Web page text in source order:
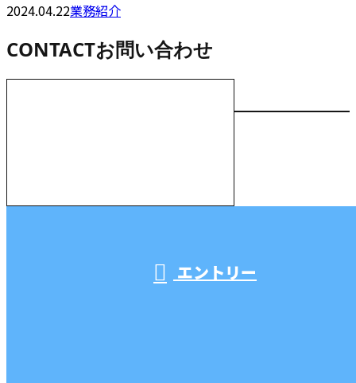
2024.04.22業務紹介
CONTACTお問い合わせ
エントリー